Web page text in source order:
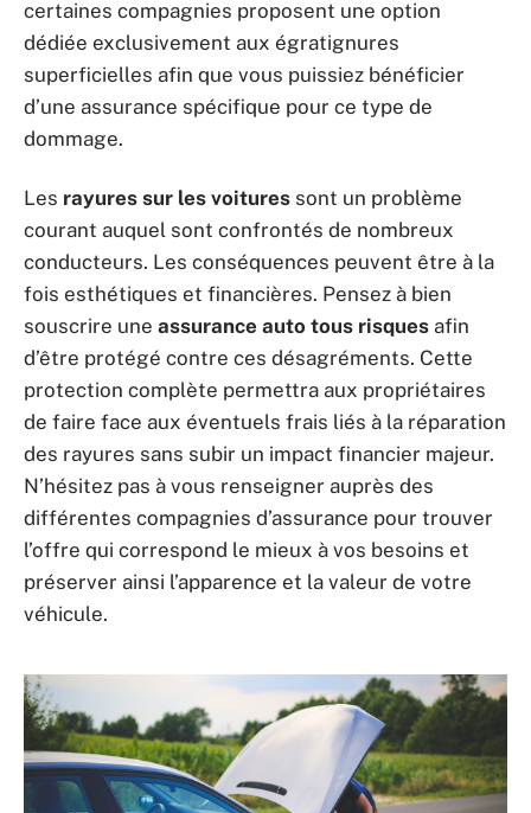
certaines compagnies proposent une option
dédiée exclusivement aux égratignures
superficielles afin que vous puissiez bénéficier
d’une assurance spécifique pour ce type de
dommage.
Les rayures sur les voitures sont un problème
courant auquel sont confrontés de nombreux
conducteurs. Les conséquences peuvent être à la
fois esthétiques et financières. Pensez à bien
souscrire une assurance auto tous risques afin
d’être protégé contre ces désagréments. Cette
protection complète permettra aux propriétaires
de faire face aux éventuels frais liés à la réparation
des rayures sans subir un impact financier majeur.
N’hésitez pas à vous renseigner auprès des
différentes compagnies d’assurance pour trouver
l’offre qui correspond le mieux à vos besoins et
préserver ainsi l’apparence et la valeur de votre
véhicule.